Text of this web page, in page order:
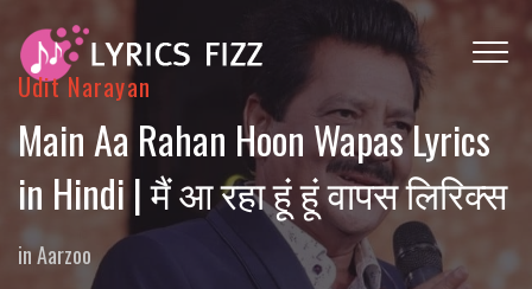
Udit Narayan
Main Aa Rahan Hoon Wapas Lyrics
in Hindi | मैं आ रहा हूं हूं वापस लिरिक्स
inAarzoo